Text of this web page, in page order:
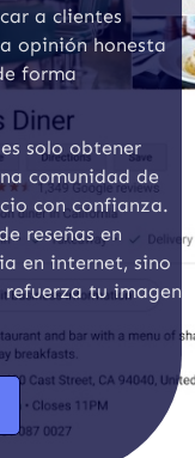
a clientes
opinión honesta
forma
solo obtener
comunidad de
con confianza.
reseñas en
en internet, sino
tu imagen